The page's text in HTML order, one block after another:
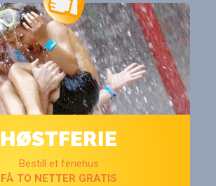
HØSTFERIE
Bestill et feriehus
FÅ TO NETTER GRATIS